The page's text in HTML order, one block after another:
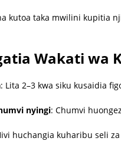
kutoa taka mwilini kupitia
Wakati wa
: Lita 2–3 kwa siku kusaidia
nyingi: Chumvi
huchangia kuharibu seli za